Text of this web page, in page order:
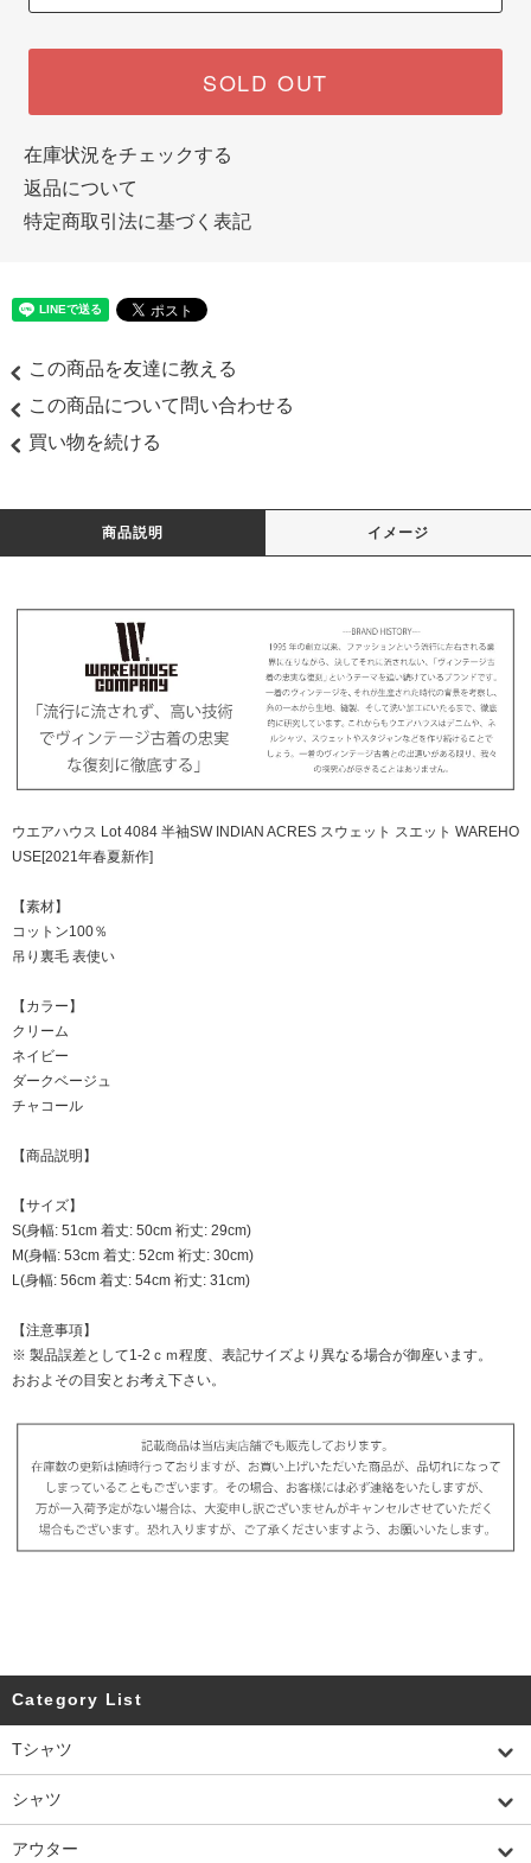
SOLD OUT
在庫状況をチェックする
返品について
特定商取引法に基づく表記
この商品を友達に教える
この商品について問い合わせる
買い物を続ける
商品説明 イメージ
ウエアハウス Lot 4084 半袖SW INDIAN ACRES スウェット スエット WAREHO
USE[2021年春夏新作]
【素材】
コットン100％
吊り裏毛 表使い
【カラー】
クリーム
ネイビー
ダークベージュ
チャコール
【商品説明】
【サイズ】
S(身幅: 51cm 着丈: 50cm 裄丈: 29cm)
M(身幅: 53cm 着丈: 52cm 裄丈: 30cm)
L(身幅: 56cm 着丈: 54cm 裄丈: 31cm)
【注意事項】
※ 製品誤差として1-2ｃｍ程度、表記サイズより異なる場合が御座います。
おおよその目安とお考え下さい。
Category List
Tシャツ
シャツ
アウター